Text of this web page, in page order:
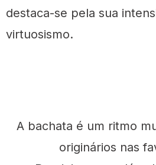
destaca-se pela sua
virtuosismo.
A bachata é um ritmo
originários nas